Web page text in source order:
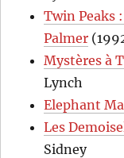
Twin Peaks
Palmer
Mystères à
Lynch
Elephant
Les
Sidney